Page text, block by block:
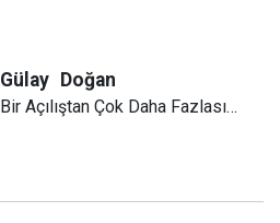
Gülay Doğan
Bir Açılıştan Çok Daha Fazlası…